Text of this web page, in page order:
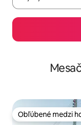
Obľúbené medzi
Obľúbené medzi